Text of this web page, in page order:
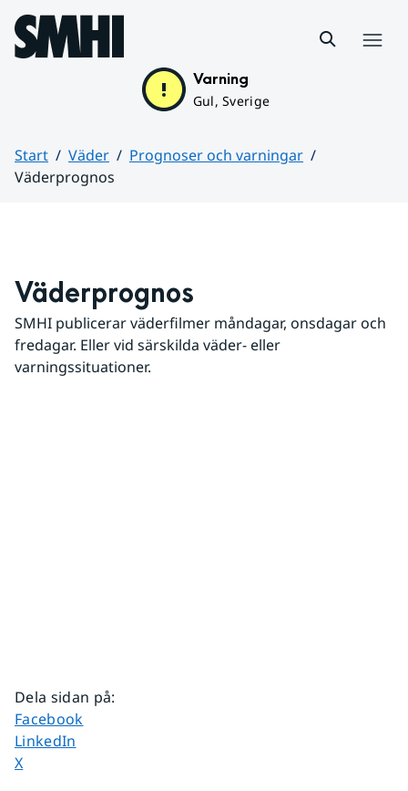
Hoppa till sidans innehåll
Varning
Gul, Sverige
Start Väder
Prognoser och varningar
Väderprognos
Väderprognos
SMHI publicerar väderfilmer måndagar, onsdagar och
fredagar. Eller vid särskilda väder- eller
varningssituationer.
Dela sidan på:
Dela sidan på
Facebook
Dela sidan på
LinkedIn
Dela sidan på
X